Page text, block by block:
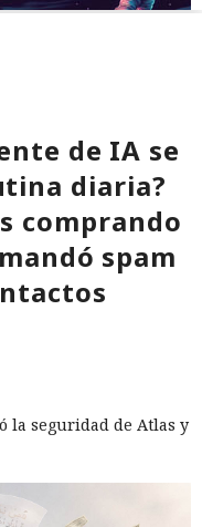
de IA se
diaria?
comprando
spam
la seguridad de Atlas y